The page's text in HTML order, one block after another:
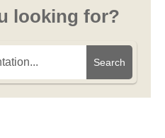
looking for?
Search